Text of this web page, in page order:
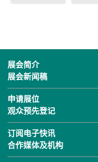
展会简介
展会新闻稿
申请展位
观众预先登记
订阅电子快讯
合作媒体及机构